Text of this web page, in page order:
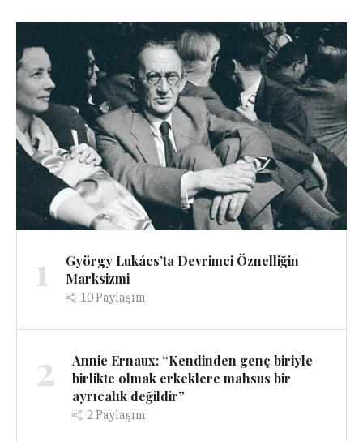
1
György Lukács’ta Devrimci Öznelliğin
Marksizmi
10Paylaşım
2
Annie Ernaux: “Kendinden genç biriyle
birlikte olmak erkeklere mahsus bir
ayrıcalık değildir”
2 Paylaşım